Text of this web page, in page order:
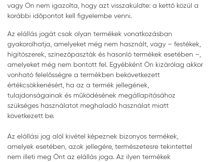
vagy Ön nem igazolta, hogy azt visszaküldte: a kettő közül a
korábbi időpontot kell figyelembe venni.
Az elállás jogát csak olyan termékek vonatkozásban
gyakorolhatja, amelyeket még nem használt, vagy – festékek,
hígítószerek, színezőpaszták és hasonló termékek esetében –,
amelyeket még nem bontott fel. Egyébként Ön kizárólag akkor
vonható felelősségre a termékben bekövetkezett
értékcsökkenésért, ha az a termék jellegének,
tulajdonságainak és működésének megállapításához
szükséges használatot meghaladó használat miatt
következett be.
Az elállási jog alól kivétel képeznek bizonyos termékek,
amelyek esetében, azok jellegére, természetesre tekintettel
nem illeti meg Önt az elállás joga. Az ilyen termékek